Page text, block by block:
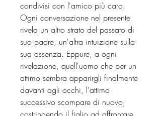
condivisi con l'amico più caro.
Ogni conversazione nel presente
rivela un altro strato del passato di
suo padre, un'altra intuizione sulla
sua assenza. Eppure, a ogni
rivelazione, quell'uomo che per un
attimo sembra apparirgli finalmente
davanti agli occhi, l'attimo
successivo scompare di nuovo,